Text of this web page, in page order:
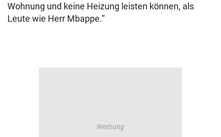
Wohnung und keine Heizung leisten können, als
Leute wie Herr Mbappe.“